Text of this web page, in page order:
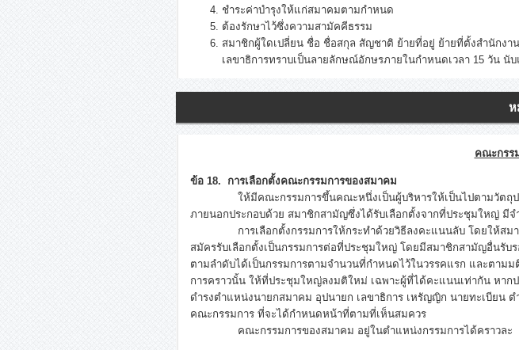
ชำระค่าบำรุงให้แก่สมาคมตามกำหนด
ต้องรักษาไว้ซึ่งความสามัคคีธรรม
สมาชิกผู้ใดเปลี่ยน ชื่อ ชื่อสกุล สัญชาติ ย้ายที่อยู่ ย้ายที่ตั้งสำนักง
เลขาธิการทราบเป็นลายลักษณ์อักษรภายในกำหนดเวลา 15 วัน นั
ห
คณะกรร
ข้อ 18. การเลือกตั้งคณะกรรมการของสมาคม
ให้มีคณะกรรมการขึ้นคณะหนึ่งเป็นผู้บริหารให้เป็นไปตามวัตถุประ
ภายนอกประกอบด้วย สมาชิกสามัญซึ่งได้รับเลือกตั้งจากที่ประชุมใหญ่ มี
การเลือกตั้งกรรมการให้กระทำด้วยวิธีลงคะแนนลับ โดยให้สมาชิ
สมัครรับเลือกตั้งเป็นกรรมการต่อที่ประชุมใหญ่ โดยมีสมาชิกสามัญอื่นรั
ตามลำดับได้เป็นกรรมการตามจำนวนที่กำหนดไว้ในวรรคแรก และตา
การคราวนั้น ให้ที่ประชุมใหญ่ลงมติใหม่ เฉพาะผู้ที่ได้คะแนนเท่ากัน หาก
ดำรงตำแหน่งนายกสมาคม อุปนายก เลขาธิการ เหรัญญิก นายทะเบียน
คณะกรรมการ ที่จะได้กำหนดหน้าที่ตามที่เห็นสมควร
คณะกรรมการของสมาคม อยู่ในตำแหน่งกรรมการได้คราวละ 2